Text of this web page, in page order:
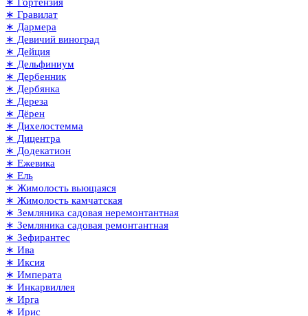
∗ Гравилат
∗ Дармера
∗ Девичий виноград
∗ Дейция
∗ Дельфиниум
∗ Дербенник
∗ Дербянка
∗ Дереза
∗ Дёрен
∗ Дихелостемма
∗ Дицентра
∗ Додекатион
∗ Ежевика
∗ Ель
∗ Жимолость вьющаяся
∗ Жимолость камчатская
∗ Земляника садовая неремонтантная
∗ Земляника садовая ремонтантная
∗ Зефирантес
∗ Ива
∗ Иксия
∗ Императа
∗ Инкарвиллея
∗ Ирга
∗ Ирис